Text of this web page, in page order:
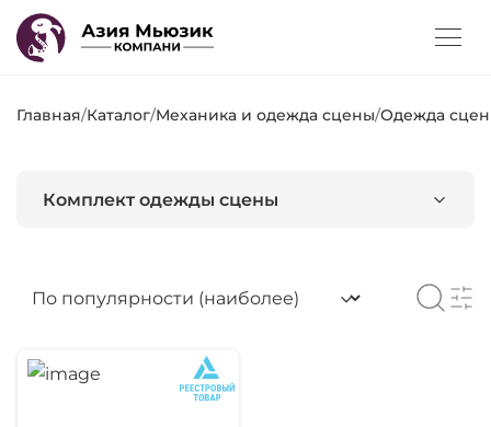
Главная/Каталог/Механика и одежда сцены/Одежда
Комплект одежды сцены